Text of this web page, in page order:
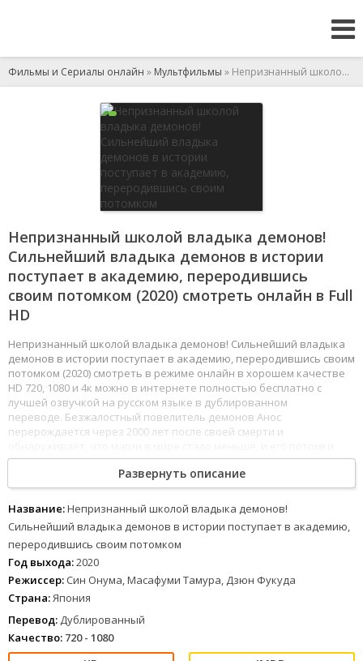
Фильмы и Сериалы онлайн » Мультфильмы » Непризнанный школой владыка демонов! Сильнейший владыка демонов в истории поступает в академию, переродившись своим потомком
Непризнанный школой владыка демонов!
Сильнейший владыка демонов в истории
поступает в академию, переродившись
своим потомком (2020) смотреть онлайн в Full
HD
Непризнанный школой владыка демонов! Сильнейший владыка
демонов в истории поступает в академию, переродившись своим
потомком (2020) смотреть в режиме онлайн в хорошем качестве
HD 720, 1080 и 4к можно в интернете полностью бесплатно с
лучшей озвучкой на русском языке в дублированном
переводе. Безжалостный повелитель демонов Анос
перерождается через 2000 лет после своей смерти и
ослабли. Анос решает вернуть свой прежний титул, но сначала он
должен окончить академию демонов, в которой, однако, его
считают полным неудачником.
1 234 5 6 78
Развернуть описание
Название:Непризнанный школой владыка демонов!
Сильнейший владыка демонов в истории поступает в академию,
переродившись своим потомком
Год выхода:2020
Режиссер: Син Онума, Масафуми Тамура, Дзюн Фукуда
Страна:Япония
Перевод: Дублированный
Качество: 720 - 1080